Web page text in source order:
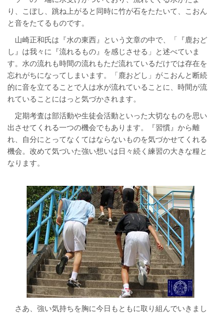
り、こぼし、跳ね上がると同時に竹が石をたたいて、こおん
と音をたてるものです。
山崎正和氏は『水の東西』という文章の中で、「『鹿おど
し』は我々に『流れるもの』を感じさせる」と述べていま
す。水の流れも時間の流れもただ流れているだけでは存在を
忘れがちになってしまいます。「鹿おどし」がこおんと断続
的に音を立てることで人は水が流れていることに、時間が流
れていることにはっと気づかされます。
定期考査は部活動や生徒会活動といった大切なものを思い
出させてくれる一つの機会でもあります。『習慣』から離
れ、自分にとってなくてはならないものを気づかせてくれる
機会。改めて気づいた強い想いは日々続く練習の大きな糧と
なります。
さあ、強い気持ちを胸に今日もともに取り組んでいきまし